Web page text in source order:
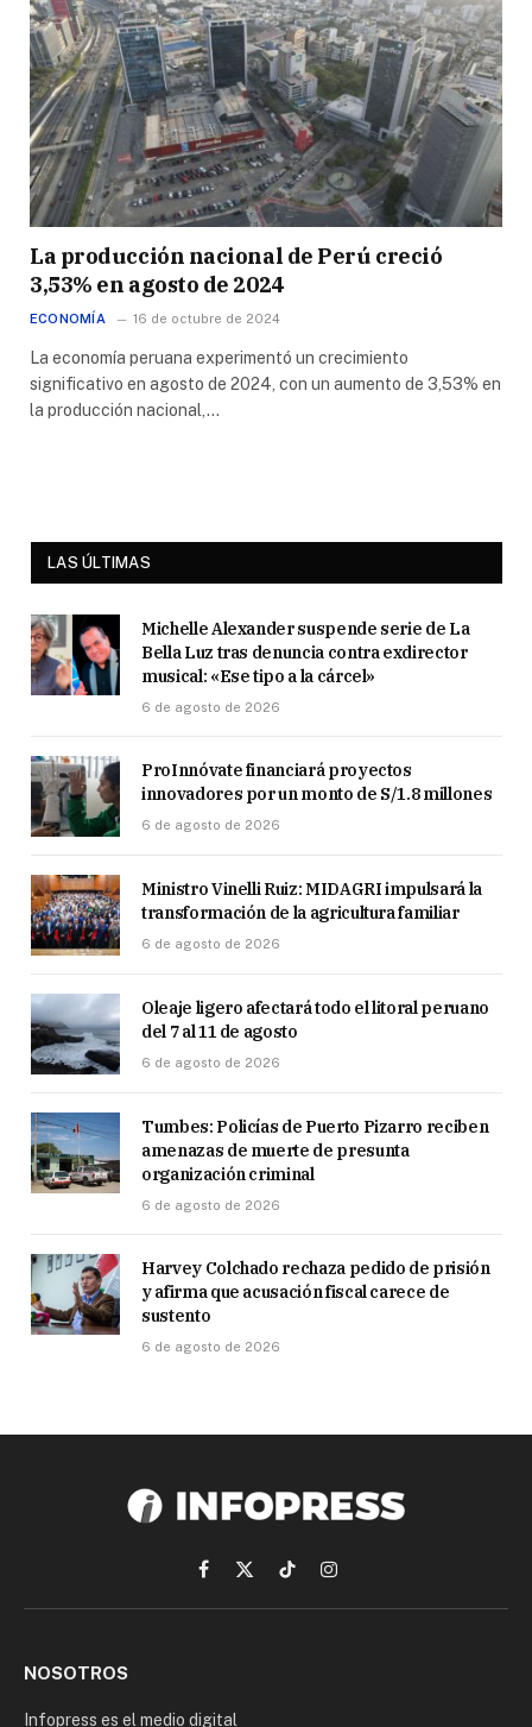
La producción nacional de Perú creció
3,53% en agosto de 2024
ECONOMÍA 16 de octubre de 2024
La economía peruana experimentó un crecimiento
significativo en agosto de 2024, con un aumento de 3,53% en
la producción nacional,…
LAS ÚLTIMAS
Michelle Alexander suspende serie de La
Bella Luz tras denuncia contra exdirector
musical: «Ese tipo a la cárcel»
6 de agosto de 2026
ProInnóvate financiará proyectos
innovadores por un monto de S/1.8 millones
6 de agosto de 2026
Ministro Vinelli Ruiz: MIDAGRI impulsará la
transformación de la agricultura familiar
6 de agosto de 2026
Oleaje ligero afectará todo el litoral peruano
del 7 al 11 de agosto
6 de agosto de 2026
Tumbes: Policías de Puerto Pizarro reciben
amenazas de muerte de presunta
organización criminal
6 de agosto de 2026
Harvey Colchado rechaza pedido de prisión
y afirma que acusación fiscal carece de
sustento
6 de agosto de 2026
Facebook
X
(Twitter)
TikTokInstagram
NOSOTROS
Infopress es el medio digital